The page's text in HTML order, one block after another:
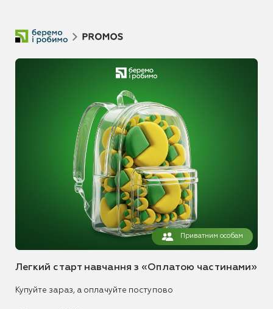
Приватним особам
Легкий старт навчання з «Оплатою частинами»
Купуйте зараз, а оплачуйте поступово